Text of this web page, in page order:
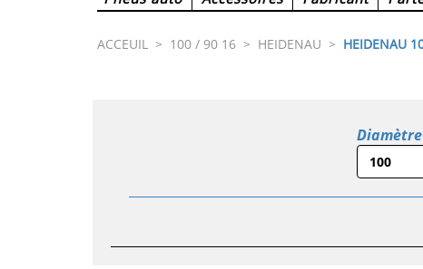
ACCEUIL > 100 / 90 16 > HEIDENAU > HEIDENAU
Diamètre